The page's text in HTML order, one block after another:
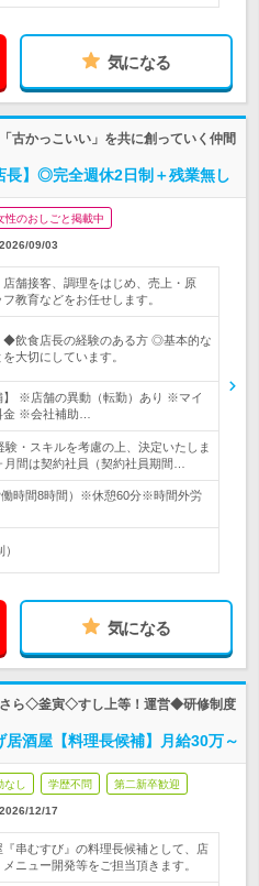
気になる
古かっこいい」を共に創っていく仲間
長】◎完全週休2日制＋残業無し
性のおしごと掲載中
2026/09/03
店舗接客、調理をはじめ、売上・原
教育などをお任せします。
◆飲食店長の経験のある方 ◎基本的な
大切にしています。
】 ※店舗の異動（転勤）あり ※マイ
金 ※会社補助…
・スキルを考慮の上、決定いたしま
間は契約社員（契約社員期間…
働時間8時間）※休憩60分※時間外労
気になる
ら◇釜寅◇すし上等！運営◆研修制度
酒屋【料理長候補】月給30万～
なし 学歴不問 第二新卒歓迎
2026/12/17
串むすび』の料理長候補として、店
ニュー開発等をご担当頂きます。